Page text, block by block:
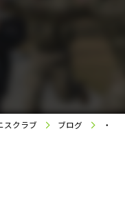
スクラブ ブログ ・